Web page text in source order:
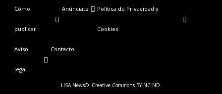
Cómo
publicar
Anúnciate Política de Privacidad y
Cookies
Aviso
legal
Contacto
LISA News©. Creative Commons BY-NC-ND.